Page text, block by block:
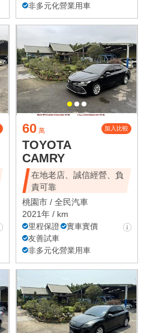
非多元化營業用車
60 萬 加入比較
TOYOTA
CAMRY
在地老店、誠信經營、負
責可靠
桃園市 / 全民汽車
2021年 / km
里程保證
實車實價
友善試車
非多元化營業用車